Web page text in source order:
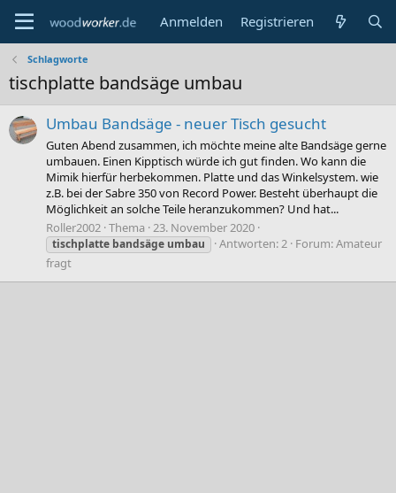
Anmelden Registrieren
Schlagworte
tischplatte bandsäge umbau
Umbau Bandsäge - neuer Tisch gesucht
Guten Abend zusammen, ich möchte meine alte Bandsäge gerne
umbauen. Einen Kipptisch würde ich gut finden. Wo kann die
Mimik hierfür herbekommen. Platte und das Winkelsystem. wie
z.B. bei der Sabre 350 von Record Power. Besteht überhaupt die
Möglichkeit an solche Teile heranzukommen? Und hat...
Roller2002 Thema 23. November 2020
tischplatte bandsäge umbau Antworten: 2 Forum:Amateur
fragt